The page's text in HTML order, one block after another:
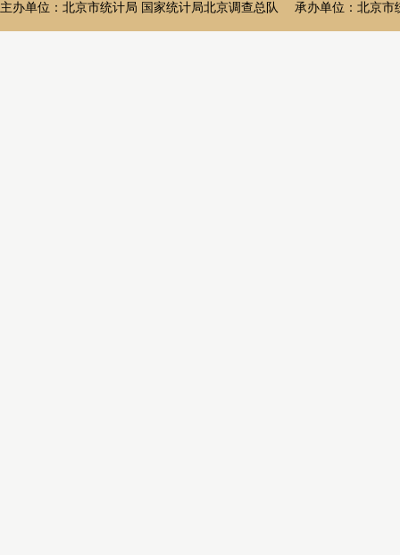
主办单位：北京市统计局 国家统计局北京调查总队 承办单位：北京市